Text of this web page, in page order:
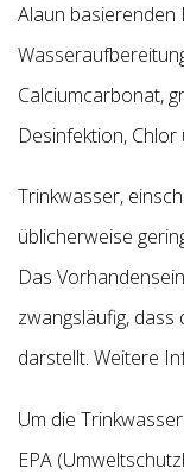
Alaun basierenden
Calciumcarbonat,
Desinfektion,
Trinkwasser,
üblicherweise
Das
zwangsläufig,
darstellt. Weitere
Um die
EPA